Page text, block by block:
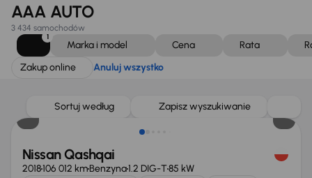
AAA AUTO
3 434 samochodów
1
Marka i model Cena Rata
Zakup online
Anuluj wszystko
Sortuj według Zapisz wyszukiwanie
Nissan Qashqai
2018106 012 kmBenzyna1.2 DIG-T85 kW